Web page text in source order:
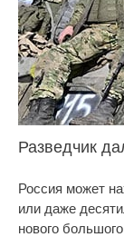
Разведчик
Россия может
или даже
нового